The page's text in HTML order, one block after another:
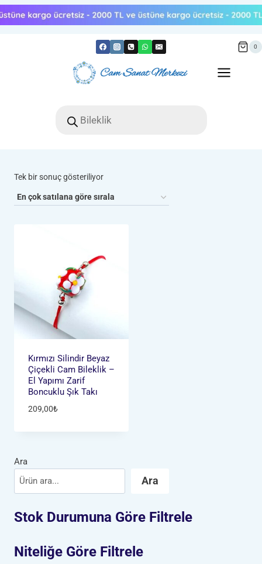
Skip
to
0
search
Tek bir sonuç gösteriliyor
Kırmızı Silindir Beyaz
Çiçekli Cam Bileklik –
El Yapımı Zarif
Boncuklu Şık Takı
209,00₺
Ara
Ara
Stok Durumuna Göre Filtrele
Niteliğe Göre Filtrele